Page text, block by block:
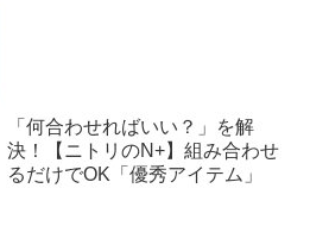
「何合わせればいい？」を解
決！【ニトリのN+】組み合わせ
るだけでOK「優秀アイテム」